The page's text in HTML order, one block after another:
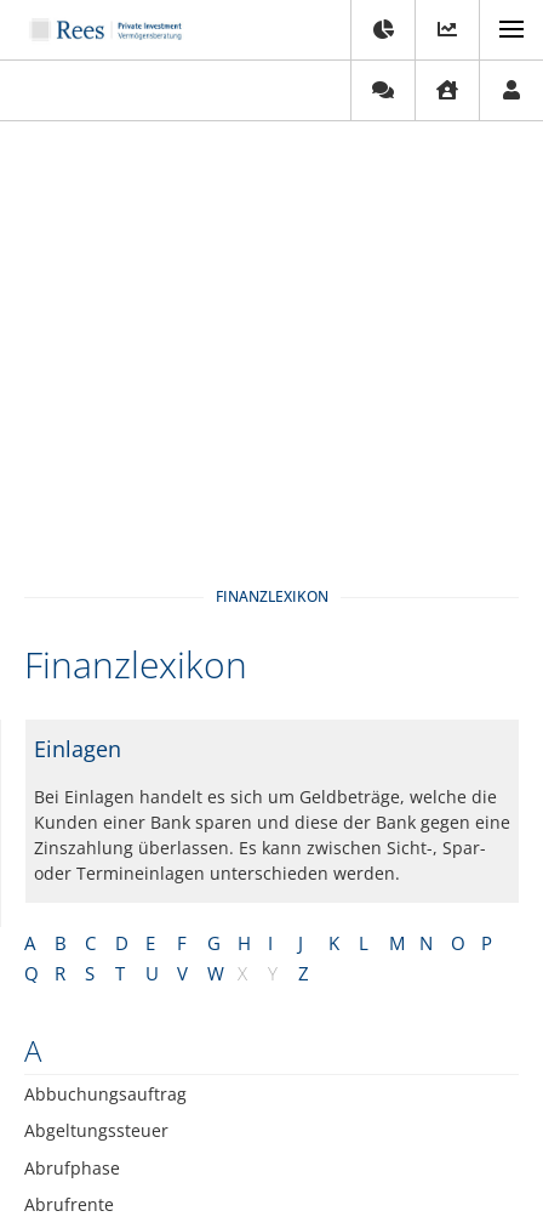
FINANZLEXIKON
Finanzlexikon
A B C D E F G H I J K L M N O
P
Q
R S T U V W X Y Z
A
Abbuchungsauftrag
Abgeltungssteuer
Abrufphase
Abrufrente
Einlagen
Bei Einlagen handelt es sich um Geldbeträge, welche die
Kunden einer Bank sparen und diese der Bank gegen eine
Zinszahlung überlassen. Es kann zwischen Sicht-, Spar-
oder Termineinlagen unterschieden werden.